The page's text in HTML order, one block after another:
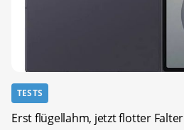
TESTS
Erst flügellahm, jetzt flotter Falter